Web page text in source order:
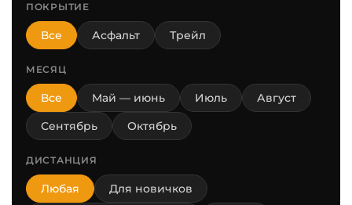
ПОКРЫТИЕ
Все Асфальт Трейл
МЕСЯЦ
Все Май — июнь Июль Август
Сентябрь Октябрь
ДИСТАНЦИЯ
Любая Для новичков